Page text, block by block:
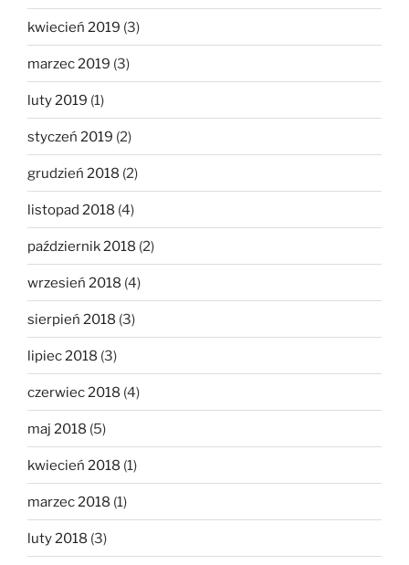
kwiecień 2019 (3)
marzec 2019 (3)
luty 2019 (1)
styczeń 2019 (2)
grudzień 2018 (2)
listopad 2018 (4)
październik 2018 (2)
wrzesień 2018 (4)
sierpień 2018 (3)
lipiec 2018 (3)
czerwiec 2018 (4)
maj 2018 (5)
kwiecień 2018 (1)
marzec 2018 (1)
luty 2018 (3)